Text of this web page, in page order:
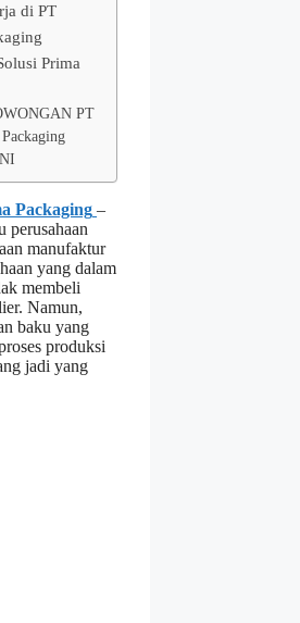
di PT
Prima
PT
Packaging –
perusahaan
manufaktur
yang dalam
membeli
Namun,
baku yang
produksi
jadi yang